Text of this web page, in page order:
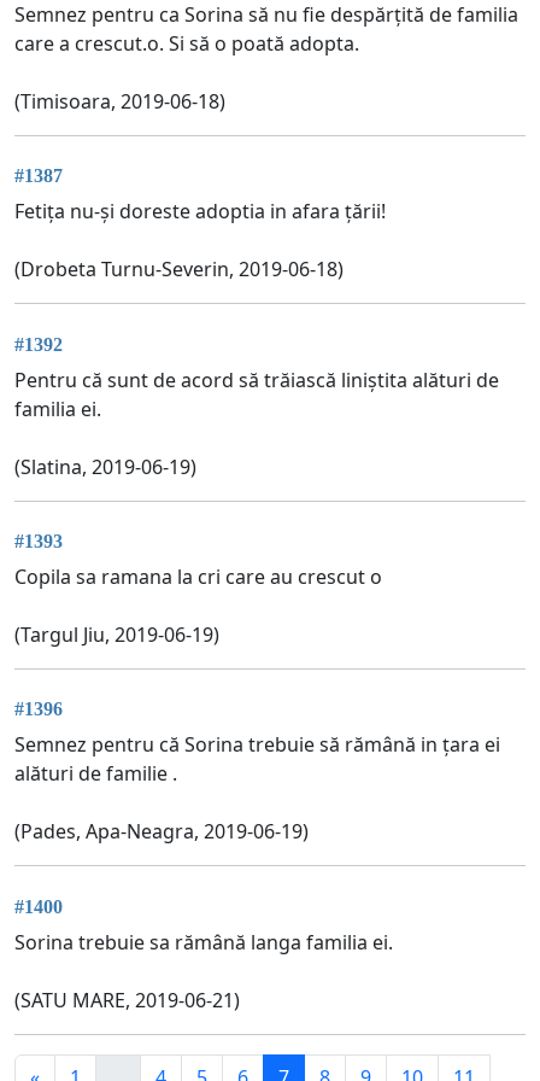
Semnez pentru ca Sorina să nu fie despărțită de familia
care a crescut.o. Si să o poată adopta.
(Timisoara, 2019-06-18)
#1387
Fetița nu-și doreste adoptia in afara țării!
(Drobeta Turnu-Severin, 2019-06-18)
#1392
Pentru că sunt de acord să trăiască liniștita alături de
familia ei.
(Slatina, 2019-06-19)
#1393
Copila sa ramana la cri care au crescut o
(Targul Jiu, 2019-06-19)
#1396
Semnez pentru că Sorina trebuie să rămână in țara ei
alături de familie .
(Pades, Apa-Neagra, 2019-06-19)
#1400
Sorina trebuie sa rămână langa familia ei.
(SATU MARE, 2019-06-21)